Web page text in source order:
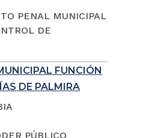
PENAL MUNICIPAL
DE
FUNCIÓN
DE PALMIRA
PÚBLICO